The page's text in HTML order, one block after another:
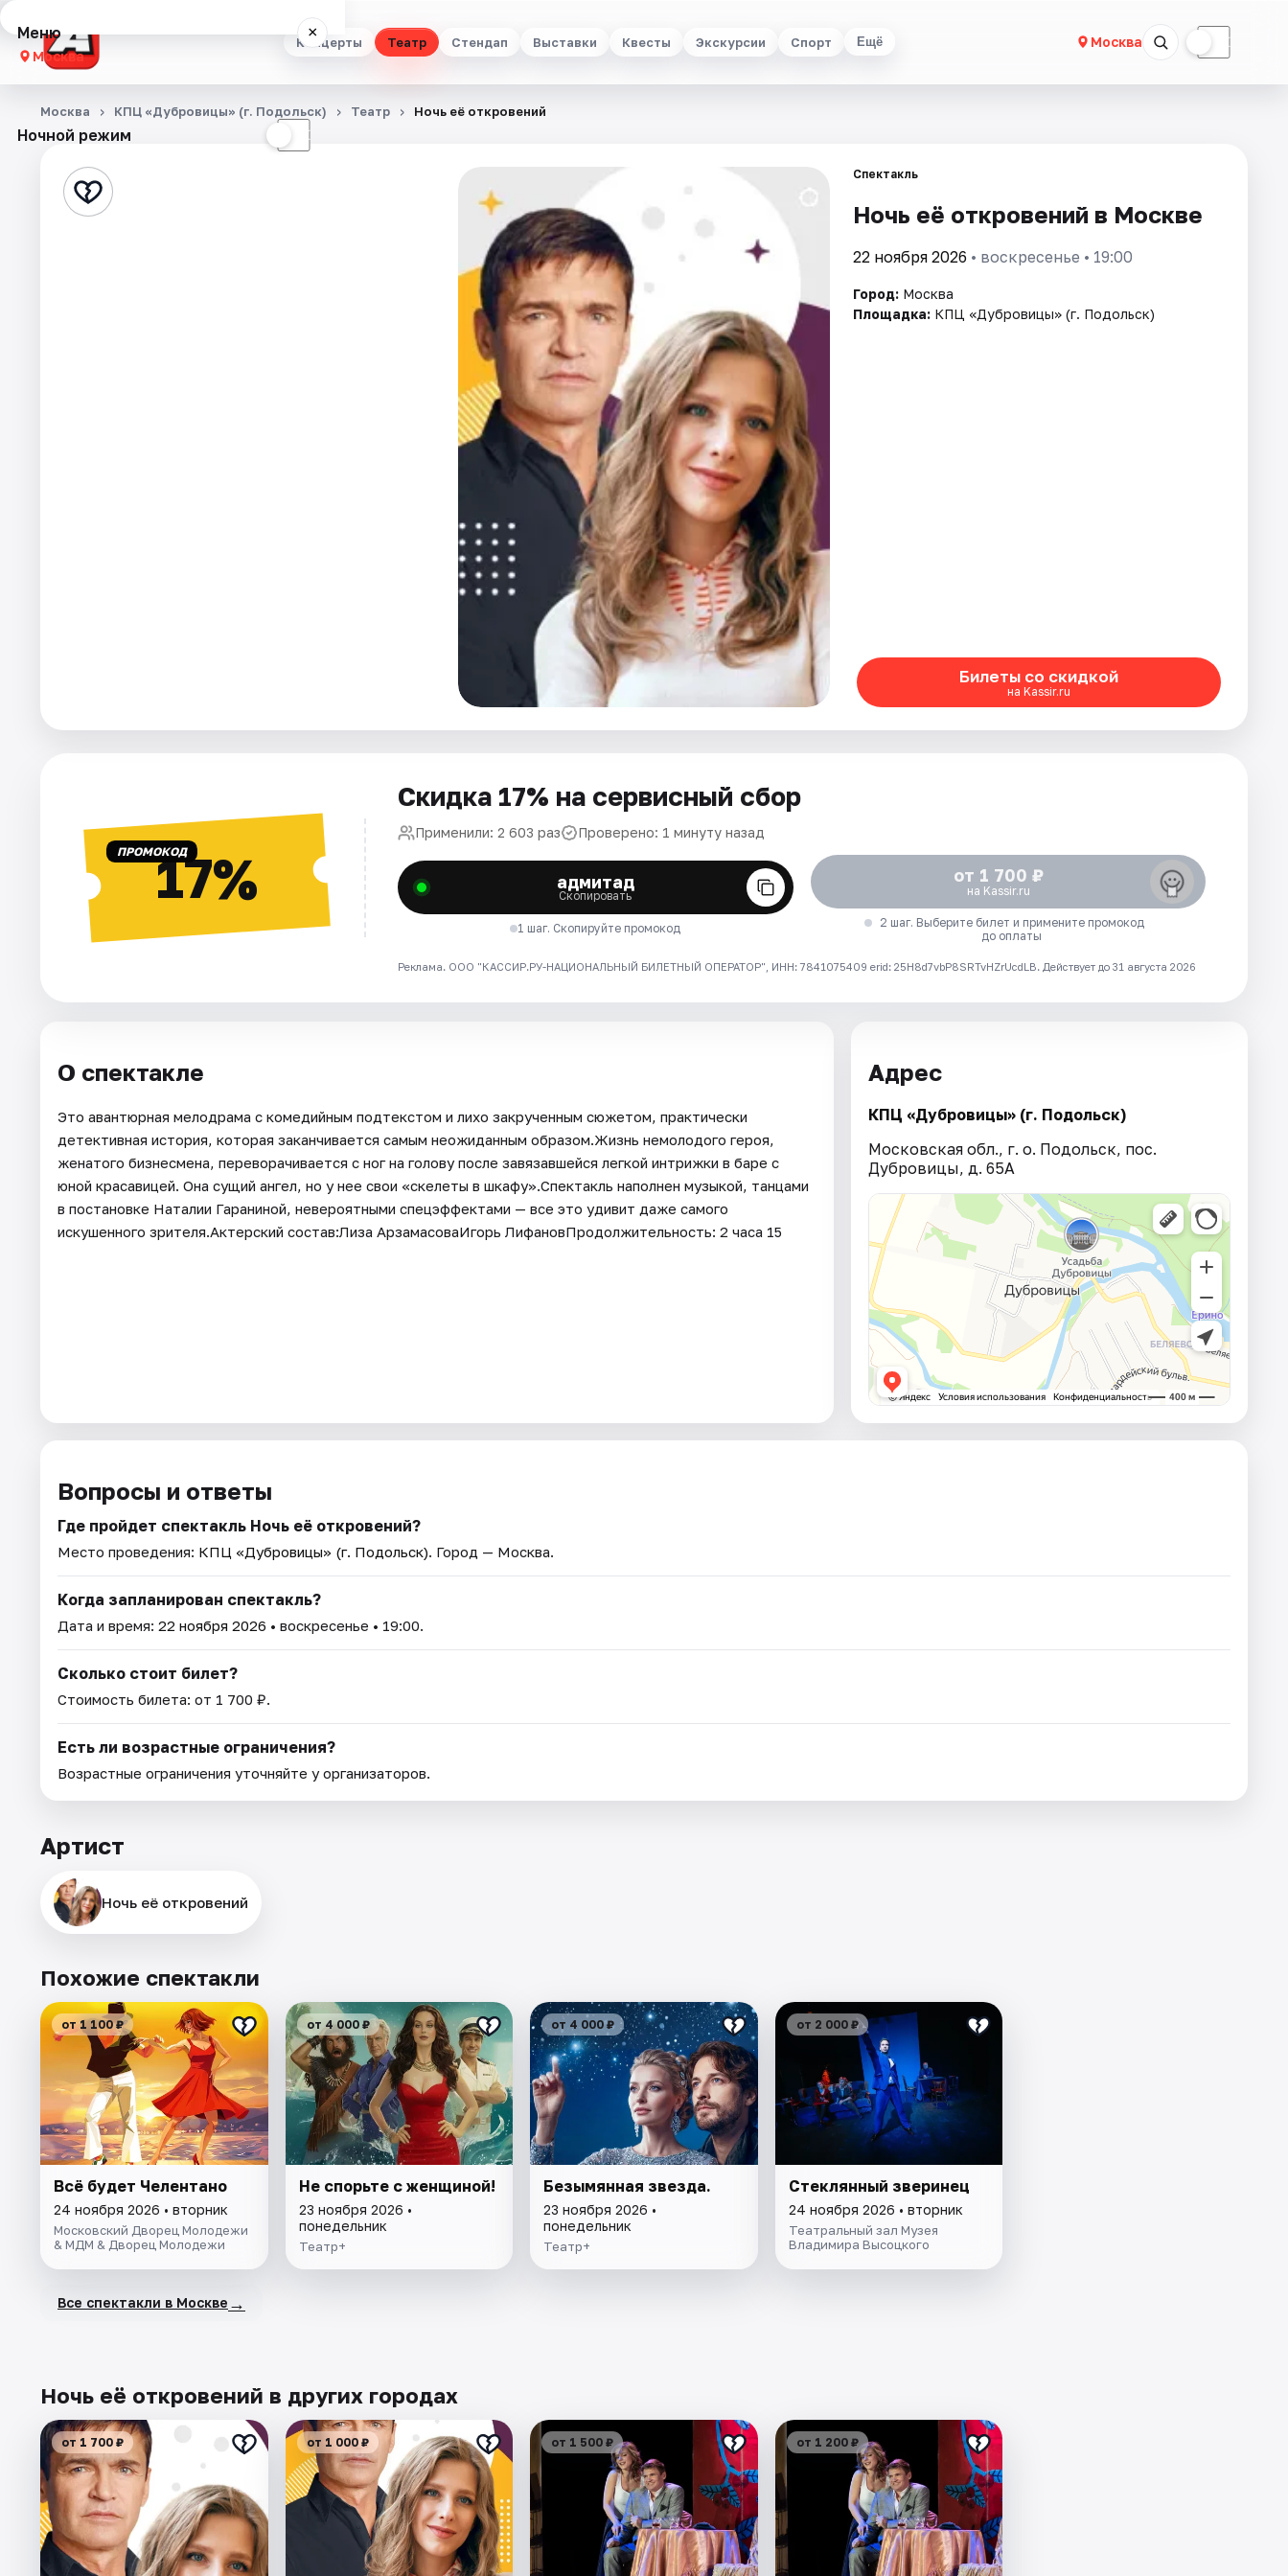
Концерты Театр Стендап Выставки Квесты Экскурсии Спорт Ещё Москва ☾
Меню ×
Москва
Концерты
Стендап
Ночной режим ☾
Москва КПЦ «Дубровицы» (г. Подольск) Театр Ночь её откровений
Спектакль
Ночь её откровений в Москве
22 ноября 2026 • воскресенье • 19:00
Город: Москва
Площадка: КПЦ «Дубровицы» (г. Подольск)
Билеты со скидкой
на Kassir.ru
ПРОМОКОД17%
Скидка 17% на сервисный сбор
Применили: 2 603 раз Проверено: 1 минуту назад
адмитад
Скопировать
1 шаг. Скопируйте промокод
от 1 700 ₽
на Kassir.ru
2 шаг. Выберите билет и примените промокод
до оплаты
Реклама. ООО "КАССИР.РУ-НАЦИОНАЛЬНЫЙ БИЛЕТНЫЙ ОПЕРАТОР", ИНН: 7841075409 erid: 25H8d7vbP8SRTvHZrUcdLB. Действует до 31 августа 2026
О спектакле
Это авантюрная мелодрама с комедийным подтекстом и лихо закрученным сюжетом, практически
детективная история, которая заканчивается самым неожиданным образом.Жизнь немолодого героя,
женатого бизнесмена, переворачивается с ног на голову после завязавшейся легкой интрижки в баре с
юной красавицей. Она сущий ангел, но у нее свои «скелеты в шкафу».Спектакль наполнен музыкой, танцами
в постановке Наталии Гараниной, невероятными спецэффектами — все это удивит даже самого
искушенного зрителя.Актерский состав:Лиза АрзамасоваИгорь ЛифановПродолжительность: 2 часа 15
Адрес
КПЦ «Дубровицы» (г. Подольск)
Московская обл., г. о. Подольск, пос.
Дубровицы, д. 65А
Вопросы и ответы
Где пройдет спектакль Ночь её откровений?
Место проведения: КПЦ «Дубровицы» (г. Подольск). Город — Москва.
Когда запланирован спектакль?
Дата и время: 22 ноября 2026 • воскресенье • 19:00.
Сколько стоит билет?
Стоимость билета: от 1 700 ₽.
Есть ли возрастные ограничения?
Возрастные ограничения уточняйте у организаторов.
Артист
Ночь её откровений
Похожие спектакли
от 1 100 ₽
Всё будет Челентано
24 ноября 2026 • вторник
Московский Дворец Молодежи
& МДМ & Дворец Молодежи
от 4 000 ₽
Не спорьте с женщиной!
23 ноября 2026 •
понедельник
Театр+
от 4 000 ₽
Безымянная звезда.
23 ноября 2026 •
понедельник
Театр+
от 2 000 ₽
Стеклянный зверинец
24 ноября 2026 • вторник
Театральный зал Музея
Владимира Высоцкого
Все спектакли в Москве →
Ночь её откровений в других городах
от 1 700 ₽ от 1 000 ₽ от 1 500 ₽ от 1 200 ₽